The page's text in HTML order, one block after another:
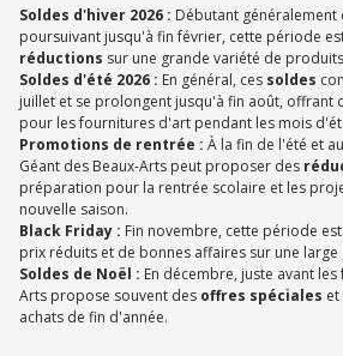
Soldes d'hiver 2026 : Débutant généralement
poursuivant jusqu'à fin février, cette période
réductions sur une grande variété de
Soldes d'été 2026 : En général, ces soldes
juillet et se prolongent jusqu'à fin août, offrant
pour les fournitures d'art pendant les mois
Promotions de rentrée : À la fin de l'été et
Géant des Beaux-Arts peut proposer des
préparation pour la rentrée scolaire et les
nouvelle saison.
Black Friday : Fin novembre, cette période
prix réduits et de bonnes affaires sur une
Soldes de Noël : En décembre, juste avant
Arts propose souvent des offres spéciales
achats de fin d'année.